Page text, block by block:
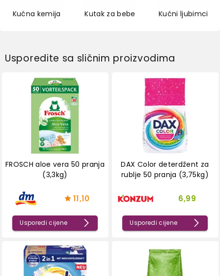
Kućna kemija Kutak za bebe Kućni ljubimci
Usporedite sa sličnim proizvodima
FROSCH aloe vera 50 pranja
(3,3kg)
11,10
Usporedi cijene
DAX Color deterdžent za
rublje 50 pranja (3,75kg)
6,99
Usporedi cijene